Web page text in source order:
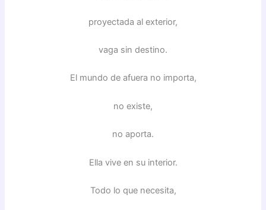
proyectada al exterior,
vaga sin destino.
El mundo de afuera no importa,
no existe,
no aporta.
Ella vive en su interior.
Todo lo que necesita,